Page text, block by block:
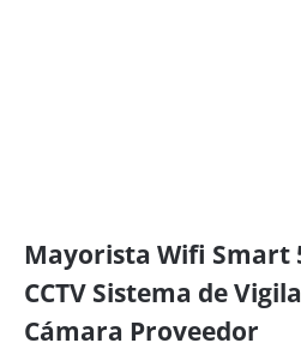
Mayorista Wifi Smart
CCTV Sistema de
Cámara Proveedor